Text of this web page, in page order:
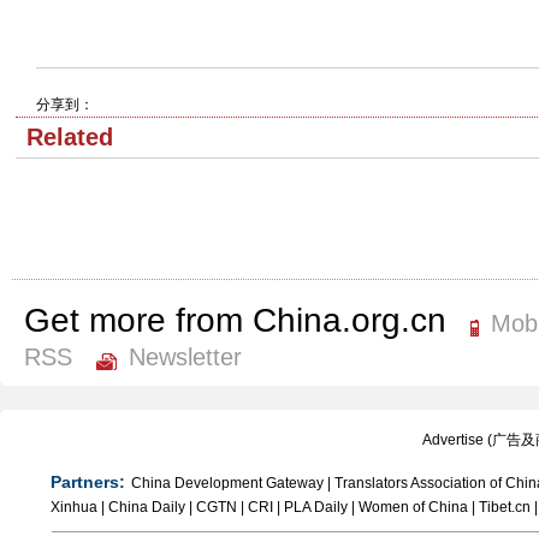
分享到：
Related
Get more from China.org.cn
RSS
Newsletter